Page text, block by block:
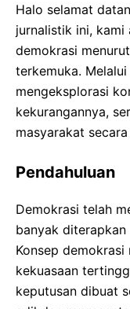
Halo selamat
jurnalistik ini, kami
demokrasi
terkemuka.
mengeksplorasi
kekurangannya,
masyarakat
Pendahuluan
Demokrasi telah
banyak
Konsep demokrasi
kekuasaan
keputusan dibuat